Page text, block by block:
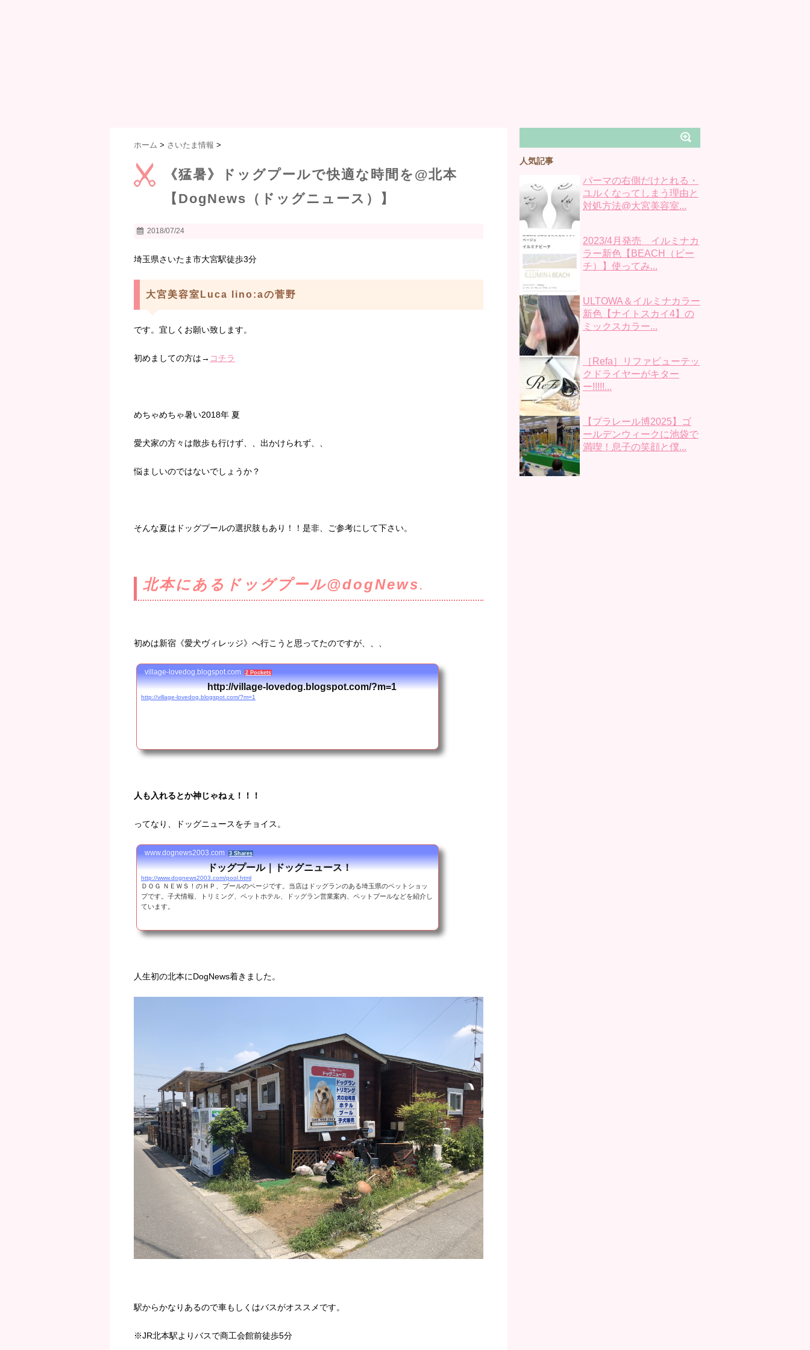
ホーム > さいたま情報 >
《猛暑》ドッグプールで快適な時間を@北本
【DogNews（ドッグニュース）】
2018/07/24
埼玉県さいたま市大宮駅徒歩3分
大宮美容室Luca lino:aの菅野
です。宜しくお願い致します。
初めましての方は→ コチラ
めちゃめちゃ暑い2018年 夏
愛犬家の方々は散歩も行けず、、出かけられず、、
悩ましいのではないでしょうか？
そんな夏はドッグプールの選択肢もあり！！是非、ご参考にして下さい。
北本にあるドッグプール@dogNews .
初めは新宿《愛犬ヴィレッジ》へ行こうと思ってたのですが、、、
village-lovedog.blogspot.com 2 Pockets
http://village-lovedog.blogspot.com/?m=1
http://village-lovedog.blogspot.com/?m=1
人も入れるとか神じゃねぇ！！！
ってなり、ドッグニュースをチョイス。
www.dognews2003.com 3 Shares
ドッグプール｜ドッグニュース！
http://www.dognews2003.com/pool.html
ＤＯＧ ＮＥＷＳ！のＨＰ、プールのページです。当店はドッグランのある埼玉県のペットショッ
プです。子犬情報、トリミング、ペットホテル、ドッグラン営業案内、ペットプールなどを紹介し
ています。
人生初の北本にDogNews着きました。
駅からかなりあるので車もしくはバスがオススメです。
※JR北本駅よりバスで商工会館前徒歩5分
人気記事
パーマの右側だけとれる・
ユルくなってしまう理由と
対処方法@大宮美容室...
2023/4月発売 イルミナカ
ラー新色【BEACH（ビー
チ）】使ってみ...
ULTOWA＆イルミナカラー
新色【ナイトスカイ4】の
ミックスカラー...
［Refa］リファビューテッ
クドライヤーがキター
ー!!!!!...
【プラレール博2025】ゴ
ールデンウィークに池袋で
満喫！息子の笑顔と僕...